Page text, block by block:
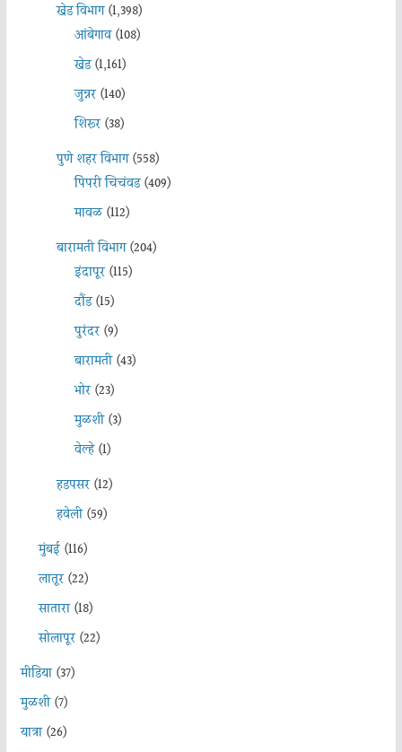
खेड विभाग(1,398)
आंबेगाव(108)
खेड(1,161)
जुन्नर(140)
शिरूर(38)
पुणे शहर विभाग(558)
पिंपरी चिचंवड(409)
मावळ(112)
बारामती विभाग(204)
इंदापूर(115)
दौंड(15)
पुरंदर(9)
बारामती(43)
भोर(23)
मुळशी(3)
वेल्हे(1)
हडपसर(12)
हवेली(59)
मुंबई(116)
लातूर(22)
सातारा(18)
सोलापूर(22)
मीडिया(37)
मुळशी(7)
यात्रा(26)